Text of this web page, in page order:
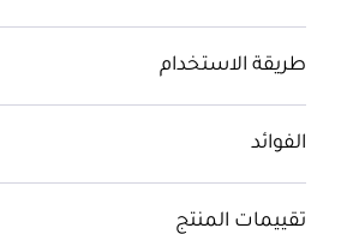
طريقة الاستخدام
الفوائد
تقييمات المنتج